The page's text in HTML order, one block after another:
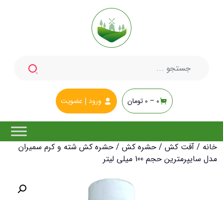
0 –
0 تومان ورود عضویت
خانه / آفت کش / حشره کش / حشره کش شته و کرم سمیران
مدل سایپرمترین حجم 100 میلی لیتر